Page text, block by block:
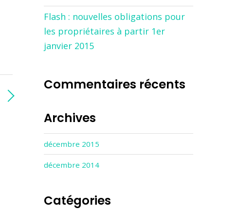
Flash : nouvelles obligations pour
les propriétaires à partir 1er
janvier 2015
Commentaires récents
Archives
décembre 2015
décembre 2014
Catégories